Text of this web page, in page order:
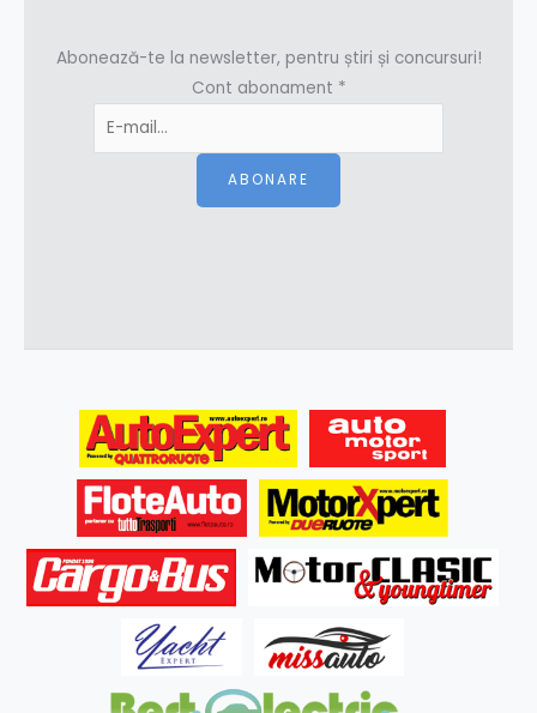
Abonează-te la newsletter, pentru știri și concursuri!
Cont abonament *
ABONARE